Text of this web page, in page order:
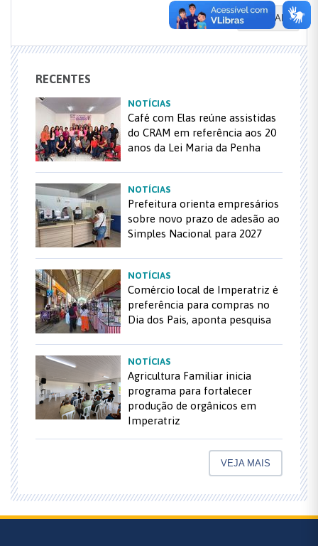
BUSCAR
RECENTES
NOTÍCIAS
Café com Elas reúne assistidas
do CRAM em referência aos 20
anos da Lei Maria da Penha
NOTÍCIAS
Prefeitura orienta empresários
sobre novo prazo de adesão ao
Simples Nacional para 2027
NOTÍCIAS
Comércio local de Imperatriz é
preferência para compras no
Dia dos Pais, aponta pesquisa
NOTÍCIAS
Agricultura Familiar inicia
programa para fortalecer
produção de orgânicos em
Imperatriz
VEJA MAIS